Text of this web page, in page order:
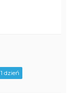
1 dzień